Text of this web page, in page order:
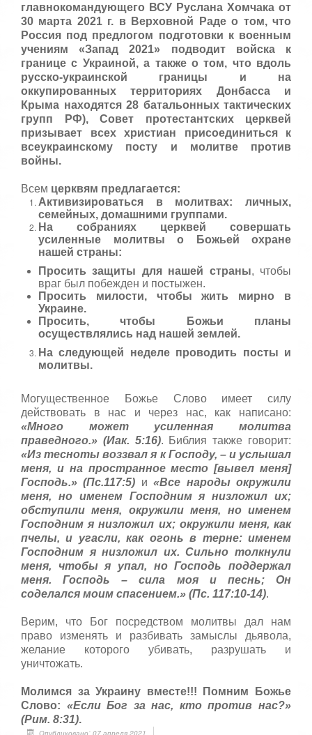
главнокомандующего ВСУ Руслана Хомчака от
30 марта 2021 г. в Верховной Раде о том, что
Россия под предлогом подготовки к военным
учениям «Запад 2021» подводит войска к
границе с Украиной, а также о том, что вдоль
русско-украинской границы и на
оккупированных территориях Донбасса и
Крыма находятся 28 батальонных тактических
групп РФ), Совет протестантских церквей
призывает всех христиан присоединиться к
всеукраинскому посту и молитве против
войны.
Всем церквям предлагается:
Активизироваться в молитвах: личных,
семейных, домашними группами.
На собраниях церквей совершать
усиленные молитвы о Божьей охране
нашей страны:
Просить защиты для нашей страны, чтобы
враг был побежден и постыжен.
Просить милости, чтобы жить мирно в
Украине.
Просить, чтобы Божьи планы
осуществлялись над нашей землей.
На следующей неделе проводить посты и
молитвы.
Могущественное Божье Слово имеет силу
действовать в нас и через нас, как написано:
«Много может усиленная молитва
праведного.» (Иак. 5:16). Библия также говорит:
«Из тесноты воззвал я к Господу, – и услышал
меня, и на пространное место [вывел меня]
Господь.» (Пс.117:5) и«Все народы окружили
меня, но именем Господним я низложил их;
обступили меня, окружили меня, но именем
Господним я низложил их; окружили меня, как
пчелы, и угасли, как огонь в терне: именем
Господним я низложил их. Сильно толкнули
меня, чтобы я упал, но Господь поддержал
меня. Господь – сила моя и песнь; Он
соделался моим спасением.» (Пс. 117:10-14).
Верим, что Бог посредством молитвы дал нам
право изменять и разбивать замыслы дьявола,
желание которого убивать, разрушать и
уничтожать.
Молимся за Украину вместе!!! Помним Божье
Слово: «Если Бог за нас, кто против нас?»
(Рим. 8:31).
Опубликовано: 07 апреля 2021